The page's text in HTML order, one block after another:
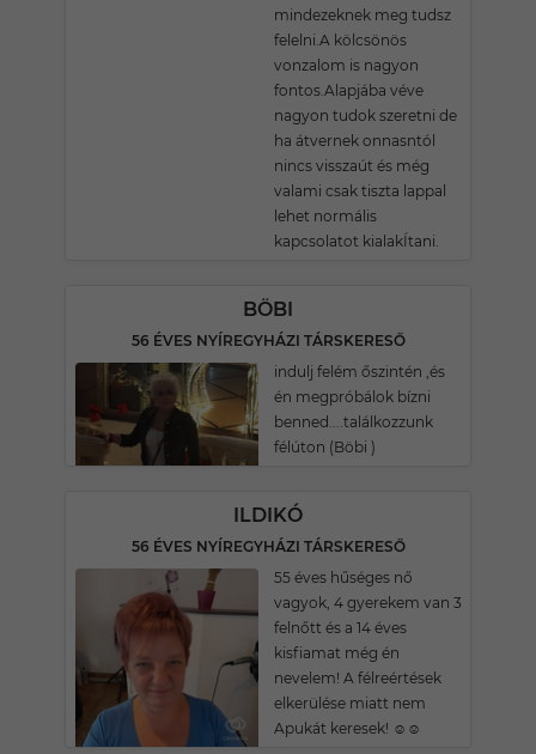
mindezeknek meg tudsz
felelni.A kölcsönös
vonzalom is nagyon
fontos.Alapjába véve
nagyon tudok szeretni de
ha átvernek onnasntól
nincs visszaút és még
valami csak tiszta lappal
lehet normális
kapcsolatot kialakÍtani.
BÖBI
56 ÉVES NYÍREGYHÁZI TÁRSKERESŐ
indulj felém őszintén ,és
én megpróbálok bízni
benned....találkozzunk
félúton (Böbi )
ILDIKÓ
56 ÉVES NYÍREGYHÁZI TÁRSKERESŐ
55 éves hűséges nő
vagyok, 4 gyerekem van 3
felnőtt és a 14 éves
kisfiamat még én
nevelem! A félreértések
elkerülése miatt nem
Apukát keresek! ☺️☺️